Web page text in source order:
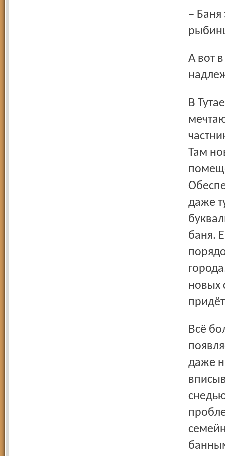
– Баня эта – ещё и частичка нашей истории, – вздыхают
А вот в Копаеве баню всё-таки удалось привести в
В Тутаеве работники муниципальных бань просто
Там
даже
баня.
новых
Всё больше в Тутаеве, Рыбинске, Ростове и Ярославле
даже